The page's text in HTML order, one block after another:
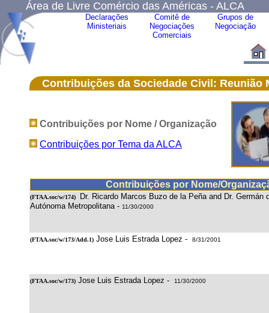
Área de Livre Comércio das Américas - ALCA
Declarações
Ministeriais
Comitê de
Negociações
Comerciais
Grupos de
Negociação
Contribuições da Sociedade Civil: Reunião
Contribuições por Nome / Organização
Contribuições por Tema da ALCA
Contribuições por Nome/
(FTAA.soc/w/174)
Dr. Ricardo Marcos Buzo de la Peña and Dr. Germán
Autónoma Metropolitana - 11/30/2000
(FTAA.soc/w/173/Add.1) Jose Luis Estrada Lopez - 8/31/2001
(FTAA.soc/w/173) Jose Luis Estrada Lopez - 11/30/2000